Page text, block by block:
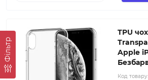
Фільтр
TPU
Apple
Код товару: